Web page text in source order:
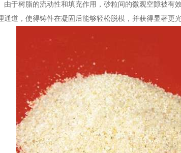
由于树脂的流动性和填充作用，砂粒间的微观空隙被有
道，使得铸件在凝固后能够轻松脱模，并获得显著更光